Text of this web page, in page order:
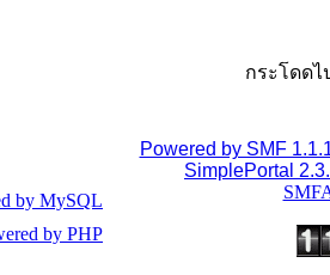
กระโดดไ
Powered by SMF
SimplePortal